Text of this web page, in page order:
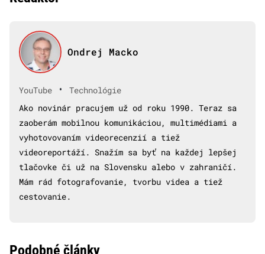
Ondrej Macko
YouTube •
Technológie
Ako novinár pracujem už od roku 1990. Teraz sa
zaoberám mobilnou komunikáciou, multimédiami a
vyhotovovaním videorecenzií a tiež
videoreportáží. Snažím sa byť na každej lepšej
tlačovke či už na Slovensku alebo v zahraničí.
Mám rád fotografovanie, tvorbu videa a tiež
cestovanie.
Podobné články